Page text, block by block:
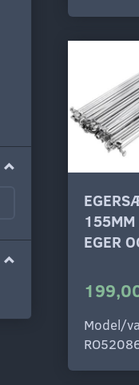
155MM
EGER
Model/